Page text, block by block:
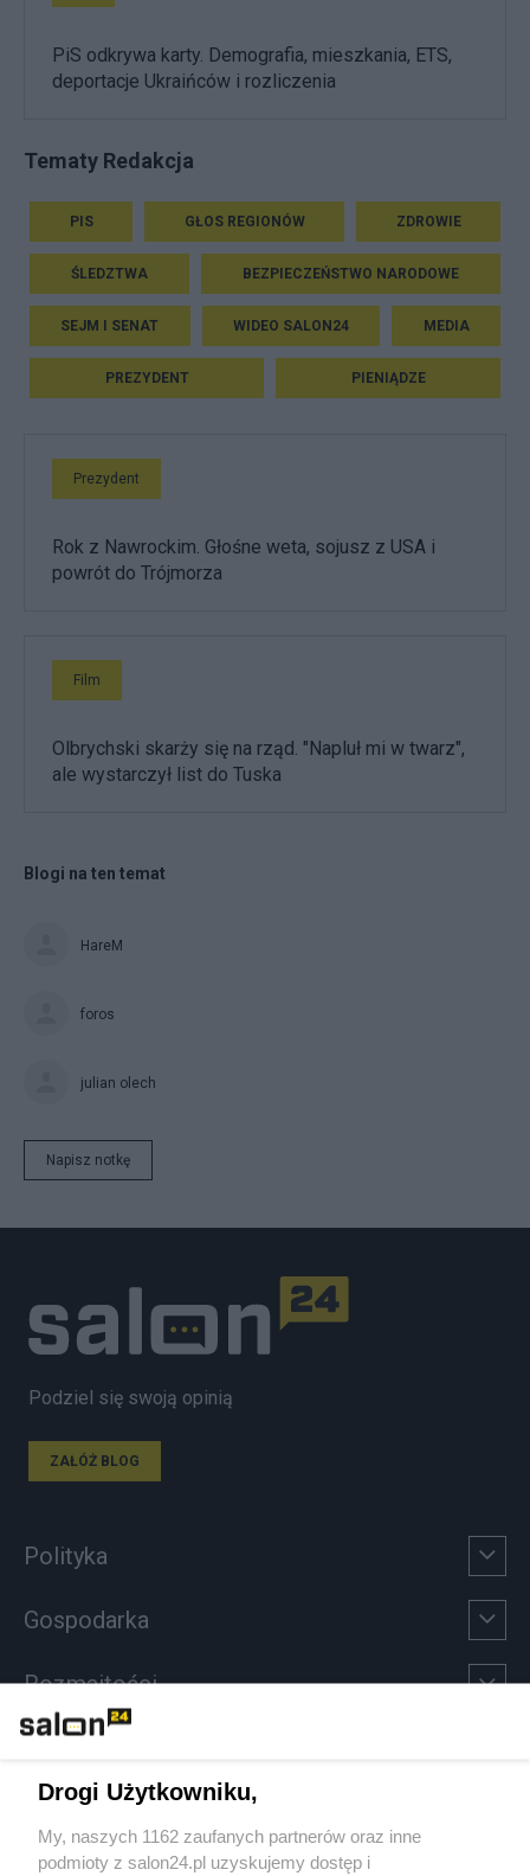
PiS odkrywa karty. Demografia, mieszkania, ETS,
deportacje Ukraińców i rozliczenia
Tematy Redakcja
PIS GŁOS REGIONÓW ZDROWIE
ŚLEDZTWA BEZPIECZEŃSTWO NARODOWE
SEJM I SENAT WIDEO SALON24 MEDIA
PREZYDENT PIENIĄDZE
Prezydent
Rok z Nawrockim. Głośne weta, sojusz z USA i
powrót do Trójmorza
Film
Olbrychski skarży się na rząd. "Napluł mi w twarz",
ale wystarczył list do Tuska
Blogi na ten temat
HareM
foros
julian olech
Napisz notkę
Podziel się swoją opinią
ZAŁÓŻ BLOG
Polityka
Gospodarka
Rozmaitości
Sport
Drogi Użytkowniku,
My, naszych 1162 zaufanych partnerów oraz inne
podmioty z salon24.pl uzyskujemy dostęp i